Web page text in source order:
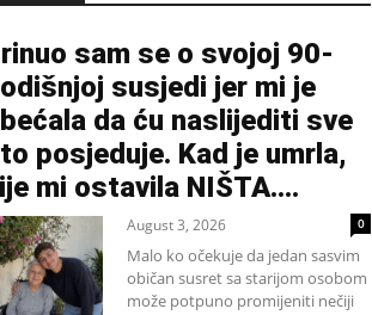
sam se o svojoj 90-
susjedi jer mi je
da ću naslijediti sve
posjeduje. Kad je umrla,
mi ostavila NIŠTA....
August 3, 2026 0
Malo ko očekuje da jedan sasvim
običan susret sa starijom osobom
može potpuno promijeniti nečiji